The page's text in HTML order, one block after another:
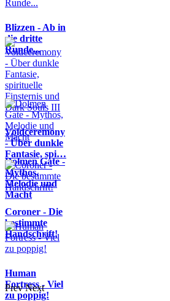
Blizzen - Ab in
die dritte
Runde...
Voidceremony
- Über dunkle
Fantasie, spi…
Dolmen Gate -
Mythos,
Melodie und
Macht
Coroner - Die
bestimmte
Handschrift!
Human
Fortress - Viel
zu poppig!
Prev Next